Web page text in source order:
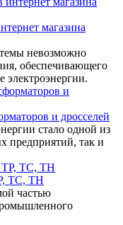
магазина
невозможно
обеспечивающего
электроэнергии.
и дросселей
стало одной из
предприятий, так и
ТС, ТН
частью